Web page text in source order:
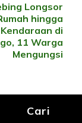
Longsor
hingga
Kendaraan di
11 Warga
Mengungsi
Cari